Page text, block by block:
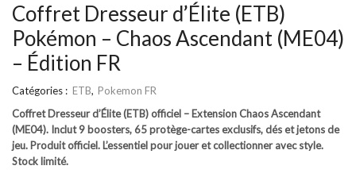
Coffret Dresseur d’Élite (ETB)
Pokémon – Chaos Ascendant (ME04)
– Édition FR
Catégories : ETB, Pokemon FR
Coffret Dresseur d’Élite (ETB) officiel – Extension Chaos Ascendant
(ME04). Inclut 9 boosters, 65 protège-cartes exclusifs, dés et jetons de
jeu. Produit officiel. L’essentiel pour jouer et collectionner avec style.
Stock limité.